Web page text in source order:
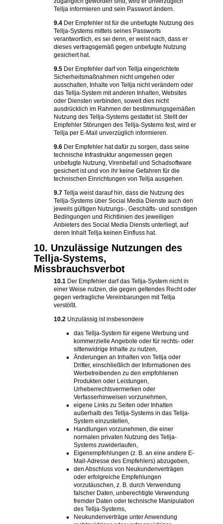
Tellja informieren und sein Passwort ändern.
9.4 Der Empfehler ist für die unbefugte Nutzung des
Tellja-Systems mittels seines Passworts
verantwortlich, es sei denn, er weist nach, dass er
dieses vertragsgemäß gegen unbefugte Nutzung
gesichert hat.
9.5 Der Empfehler darf von Tellja eingerichtete
Sicherheitsmaßnahmen nicht umgehen oder
ausschalten, Inhalte von Tellja nicht verändern oder
das Tellja-System mit anderen Inhalten, Websites
oder Diensten verbinden, soweit dies nicht
ausdrücklich im Rahmen der bestimmungsgemäßen
Nutzung des Tellja-Systems gestattet ist. Stellt der
Empfehler Störungen des Tellja-Systems fest, wird er
Tellja per E-Mail unverzüglich informieren.
9.6 Der Empfehler hat dafür zu sorgen, dass seine
technische Infrastruktur angemessen gegen
unbefugte Nutzung, Virenbefall und Schadsoftware
gesichert ist und von ihr keine Gefahren für die
technischen Einrichtungen von Tellja ausgehen.
9.7 Tellja weist darauf hin, dass die Nutzung des
Tellja-Systems über Social Media Dienste auch den
jeweils gültigen Nutzungs-, Geschäfts- und sonstigen
Bedingungen und Richtlinien des jeweiligen
Anbieters des Social Media Diensts unterliegt, auf
deren Inhalt Tellja keinen Einfluss hat.
10. Unzulässige Nutzungen des
Tellja-Systems,
Missbrauchsverbot
10.1 Der Empfehler darf das Tellja-System nicht in
einer Weise nutzen, die gegen geltendes Recht oder
gegen vertragliche Vereinbarungen mit Tellja
verstößt.
10.2 Unzulässig ist insbesondere
das Tellja-System für eigene Werbung und
kommerzielle Angebote oder für rechts- oder
sittenwidrige Inhalte zu nutzen,
Änderungen an Inhalten von Tellja oder
Dritter, einschließlich der Informationen des
Werbetreibenden zu den empfohlenen
Produkten oder Leistungen,
Urheberrechtsvermerken oder
Verfasserhinweisen vorzunehmen,
eigene Links zu Seiten oder Inhalten
außerhalb des Tellja-Systems in das Tellja-
System einzustellen,
Handlungen vorzunehmen, die einer
normalen privaten Nutzung des Tellja-
Systems zuwiderlaufen,
Eigenempfehlungen (z. B. an eine andere E-
Mail-Adresse des Empfehlers) abzugeben,
den Abschluss von Neukundenverträgen
oder erfolgreiche Empfehlungen
vorzutäuschen, z. B. durch Verwendung
falscher Daten, unberechtigte Verwendung
fremder Daten oder technische Manipulation
des Tellja-Systems,
Neukundenverträge unter Anwendung